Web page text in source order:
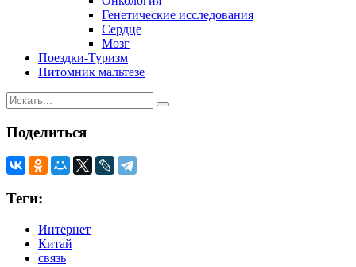
Генетические исследования
Сердце
Мозг
Поездки-Туризм
Питомник мальтезе
Поделиться
Теги:
Интернет
Китай
связь